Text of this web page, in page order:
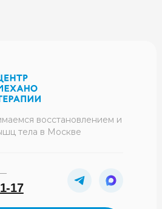
17
восстановлением и
тела в Москве